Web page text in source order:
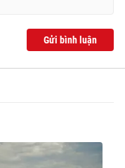
Gửi bình luận